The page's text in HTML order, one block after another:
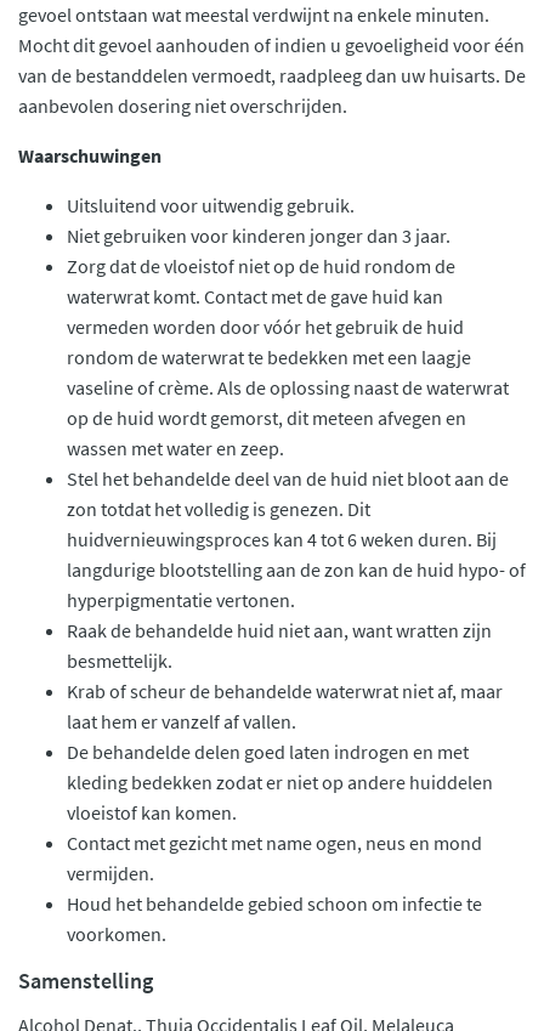
gevoel ontstaan wat meestal verdwijnt na enkele minuten.
Mocht dit gevoel aanhouden of indien u gevoeligheid voor één
van de bestanddelen vermoedt, raadpleeg dan uw huisarts. De
aanbevolen dosering niet overschrijden.
Waarschuwingen
Uitsluitend voor uitwendig gebruik.
Niet gebruiken voor kinderen jonger dan 3 jaar.
Zorg dat de vloeistof niet op de huid rondom de
waterwrat komt. Contact met de gave huid kan
vermeden worden door vóór het gebruik de huid
rondom de waterwrat te bedekken met een laagje
vaseline of crème. Als de oplossing naast de waterwrat
op de huid wordt gemorst, dit meteen afvegen en
wassen met water en zeep.
Stel het behandelde deel van de huid niet bloot aan de
zon totdat het volledig is genezen. Dit
huidvernieuwingsproces kan 4 tot 6 weken duren. Bij
langdurige blootstelling aan de zon kan de huid hypo- of
hyperpigmentatie vertonen.
Raak de behandelde huid niet aan, want wratten zijn
besmettelijk.
Krab of scheur de behandelde waterwrat niet af, maar
laat hem er vanzelf af vallen.
De behandelde delen goed laten indrogen en met
kleding bedekken zodat er niet op andere huiddelen
vloeistof kan komen.
Contact met gezicht met name ogen, neus en mond
vermijden.
Houd het behandelde gebied schoon om infectie te
voorkomen.
Samenstelling
Alcohol Denat., Thuja Occidentalis Leaf Oil, Melaleuca